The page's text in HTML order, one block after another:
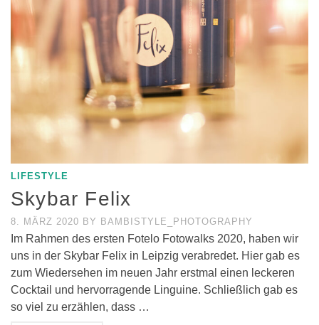
LIFESTYLE
Skybar Felix
8. MÄRZ 2020 BY BAMBISTYLE_PHOTOGRAPHY
Im Rahmen des ersten Fotelo Fotowalks 2020, haben wir
uns in der Skybar Felix in Leipzig verabredet. Hier gab es
zum Wiedersehen im neuen Jahr erstmal einen leckeren
Cocktail und hervorragende Linguine. Schließlich gab es
so viel zu erzählen, dass …